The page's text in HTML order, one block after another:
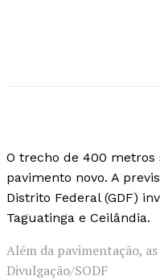
O trecho de 400 metros
pavimento novo. A
Distrito Federal (GDF)
Taguatinga e Ceilândia.
Além da pavimentação,
Divulgação/SODF